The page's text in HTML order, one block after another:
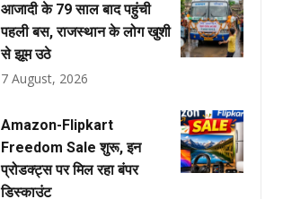
आजादी के 79 साल बाद पहुंची
पहली बस, राजस्थान के लोग खुशी
से झूम उठे
7 August, 2026
Amazon-Flipkart
Freedom Sale शुरू, इन
प्रोडक्ट्स पर मिल रहा बंपर
डिस्काउंट